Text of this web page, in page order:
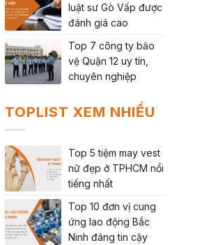
luật sư Gò Vấp được
đánh giá cao
Top 7 công ty bảo
vệ Quận 12 uy tín,
chuyên nghiệp
TOPLIST XEM NHIỀU
Top 5 tiệm may vest
nữ đẹp ở TPHCM nổi
tiếng nhất
Top 10 đơn vị cung
ứng lao động Bắc
Ninh đáng tin cậy